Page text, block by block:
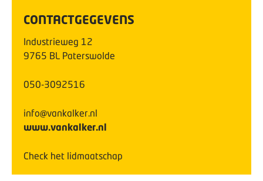
CONTACTGEGEVENS
Industrieweg 12
9765 BL Paterswolde
050-3092516
info@vankalker.nl
www.vankalker.nl
Check het lidmaatschap